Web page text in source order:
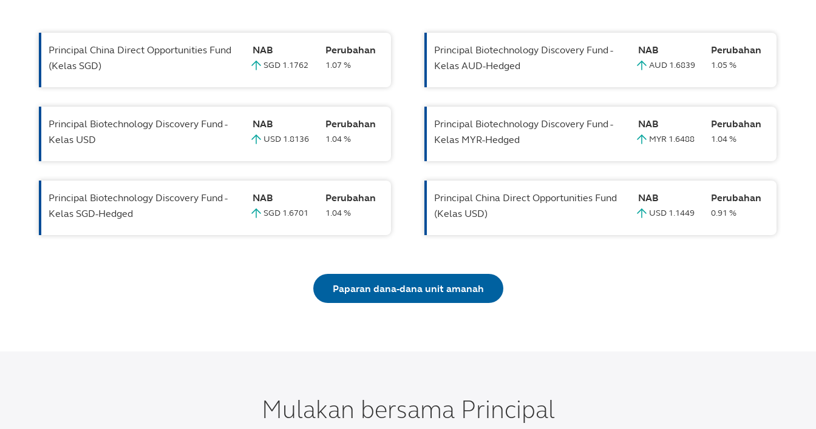
Principal China Direct Opportunities Fund
(Kelas SGD)
NAB
SGD 1.1762
Perubahan
1.07 %
Principal Biotechnology Discovery Fund -
Kelas AUD-Hedged
NAB
AUD 1.6839
Perubahan
1.05 %
Principal Biotechnology Discovery Fund -
Kelas USD
NAB
USD 1.8136
Perubahan
1.04 %
Principal Biotechnology Discovery Fund -
Kelas MYR-Hedged
NAB
MYR 1.6488
Perubahan
1.04 %
Principal Biotechnology Discovery Fund -
Kelas SGD-Hedged
NAB
SGD 1.6701
Perubahan
1.04 %
Principal China Direct Opportunities Fund
(Kelas USD)
NAB
USD 1.1449
Perubahan
0.91 %
Paparan dana-dana unit amanah
Mulakan bersama Principal